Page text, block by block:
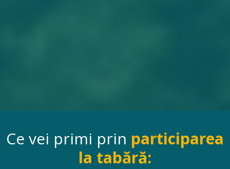
Ce vei primi prin participarea
la tabără: